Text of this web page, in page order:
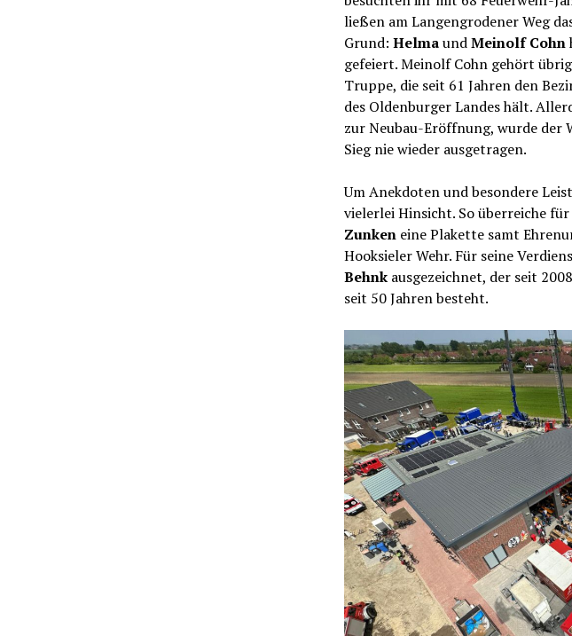
ließen am Langengrodener Weg
Grund: HelmaundMeinolf Cohn
gefeiert. Meinolf Cohn gehört
Truppe, die seit 61 Jahren den
des Oldenburger Landes hält.
zur Neubau-Eröffnung, wurde der
Sieg nie wieder ausgetragen.
Um Anekdoten und besondere
vielerlei Hinsicht. So überreiche
Zunkeneine Plakette samt
Hooksieler Wehr. Für seine
Behnk ausgezeichnet, der seit
seit 50 Jahren besteht.